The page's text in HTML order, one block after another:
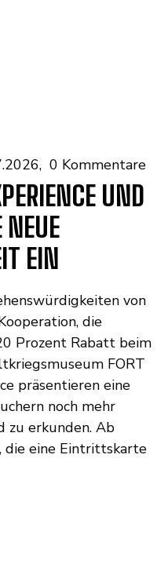
0 Kommentare
UND
NEUE
EIN
von
die
Prozent Rabatt beim
FORT
präsentieren eine
noch mehr
zu erkunden. Ab
die eine Eintrittskarte